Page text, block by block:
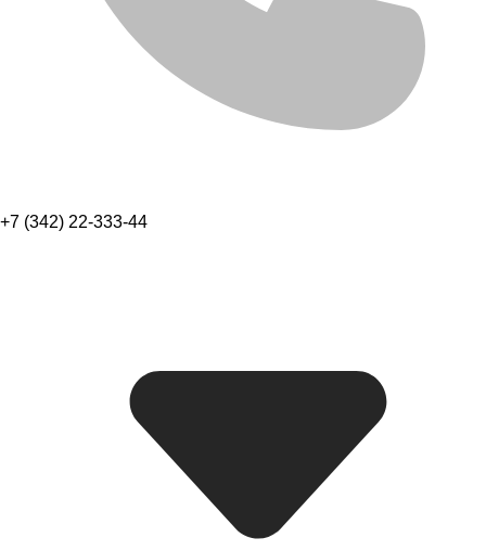
+7 (342) 22-333-44